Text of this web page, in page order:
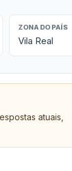
ZONA DO PAÍS
Vila Real
atuais,